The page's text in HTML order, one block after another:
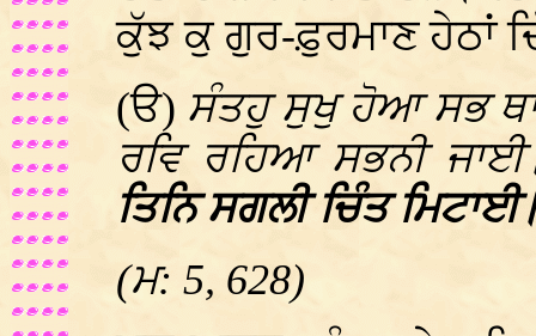
ਕੁੱਝ ਕੁ ਗੁਰ-ਫ਼ੁਰਮਾਣ ਹੇਠਾਂ
(ੳ) ਸੰਤਹੁ ਸੁਖੁ ਹੋਆ ਸਭ
ਰਵਿ ਰਹਿਆ ਸਭਨੀ
ਤਿਨਿ ਸਗਲੀ ਚਿੰਤ
(ਮ: 5, 628)